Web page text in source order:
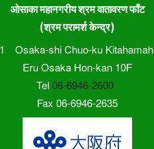
ओसाका महानगरीय श्रम वातावरण फाँट
(श्रम परामर्श केन्द्र)
Osaka-shi Chuo-ku
Eru Osaka Hon-kan 10F
Tel06-6946-2600
Fax 06-6946-2635